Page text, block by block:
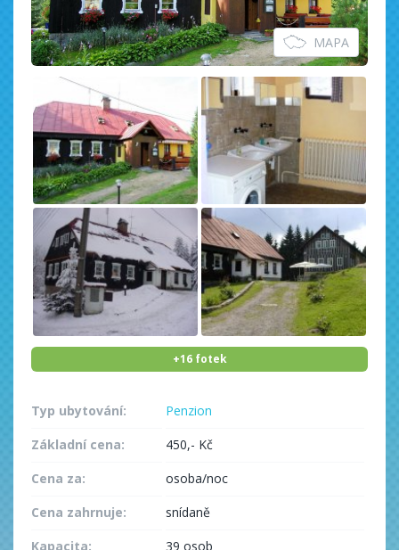
MAPA
+16 fotek
Typ ubytování:
Penzion
Základní cena:
450,- Kč
Cena za:
osoba/noc
Cena zahrnuje:
snídaně
Kapacita:
39 osob